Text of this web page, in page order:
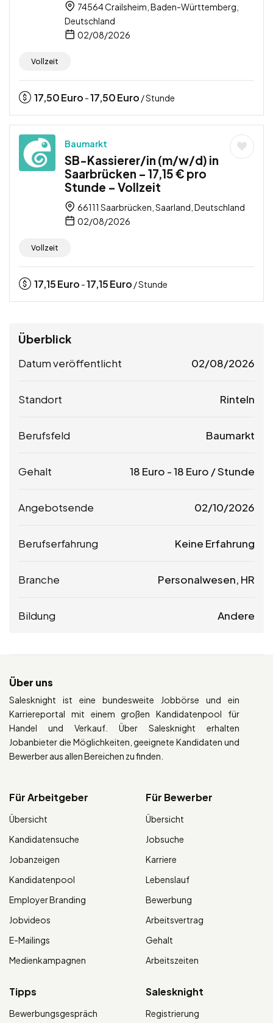
74564 Crailsheim, Baden-Württemberg,
Deutschland
02/08/2026
Vollzeit
17,50Euro -17,50Euro / Stunde
Baumarkt
SB-Kassierer/in (m/w/d) in
Saarbrücken – 17,15 € pro
Stunde – Vollzeit
66111 Saarbrücken, Saarland, Deutschland
02/08/2026
Vollzeit
17,15Euro -17,15Euro / Stunde
Überblick
Datum veröffentlicht 02/08/2026
Standort Rinteln
Berufsfeld Baumarkt
Gehalt 18 Euro -18 Euro / Stunde
Angebotsende 02/10/2026
Berufserfahrung Keine Erfahrung
Branche Personalwesen, HR
Bildung Andere
Über uns
Salesknight ist eine bundesweite Jobbörse und ein
Karriereportal mit einem großen Kandidatenpool für
Handel und Verkauf. Über Salesknight erhalten
Jobanbieter die Möglichkeiten, geeignete Kandidaten und
Bewerber aus allen Bereichen zu finden.
Für Arbeitgeber
Übersicht
Kandidatensuche
Jobanzeigen
Kandidatenpool
Employer Branding
Jobvideos
E-Mailings
Medienkampagnen
Für Bewerber
Übersicht
Jobsuche
Karriere
Lebenslauf
Bewerbung
Arbeitsvertrag
Gehalt
Arbeitszeiten
Tipps
Bewerbungsgespräch
Salesknight
Registrierung